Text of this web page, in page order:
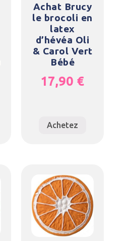
Achat Brucy
le brocoli en
latex
d’hévéa Oli
& Carol Vert
Bébé
17,90 €
Achetez